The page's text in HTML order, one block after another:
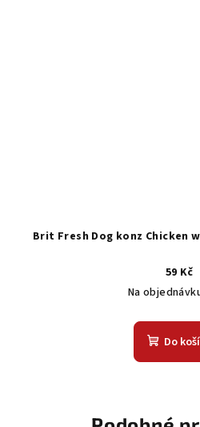
Brit Fresh Dog konz Chicken
59 Kč
Na
Do